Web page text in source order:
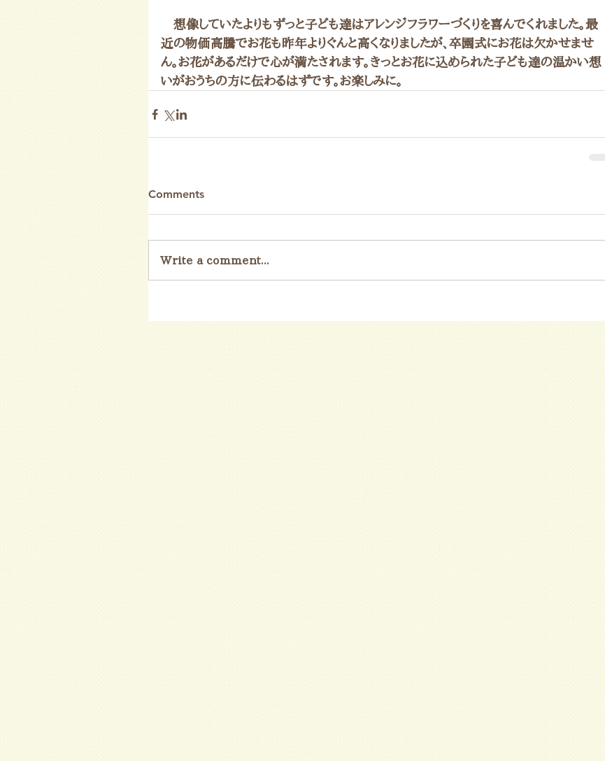
想像していたよりもずっと子ども達はアレンジフラワーづくりを喜んでくれました。最
近の物価高騰でお花も昨年よりぐんと高くなりましたが、卒園式にお花は欠かせませ
ん。お花があるだけで心が満たされます。きっとお花に込められた子ども達の温かい想
いがおうちの方に伝わるはずです。お楽しみに。
Comments
Write a comment...